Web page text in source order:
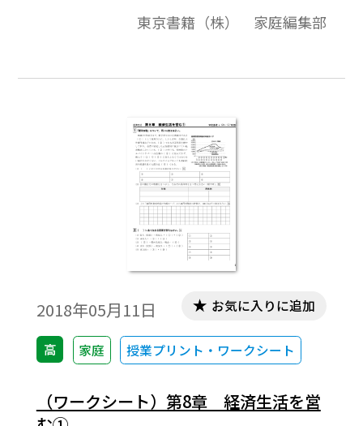
題例になっています。東京書籍（株） 家庭編集部
2018年05月11日
高 家庭 授業プリント・ワークシート
お気に入りに追加
（ワークシート）第8章 経済生活を営